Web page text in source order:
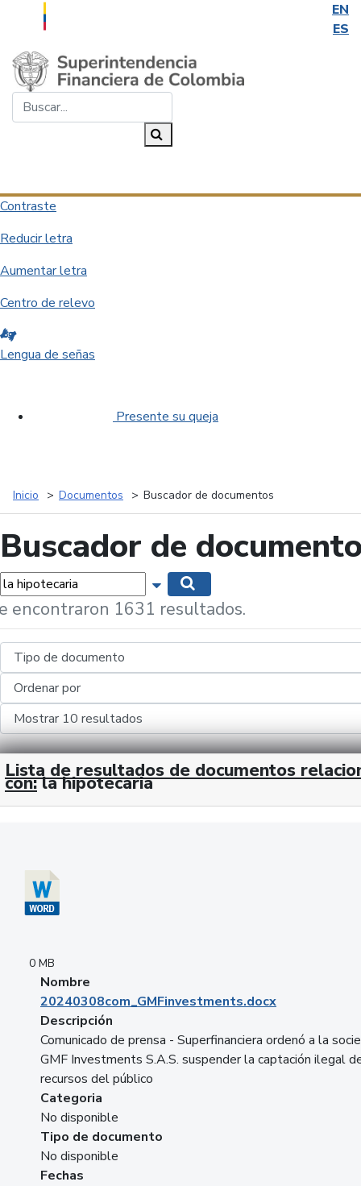
EN
ES
Saltar al contenido principal
Contraste
Reducir letra
Aumentar letra
Centro de relevo
Lengua de señas
Presente su queja
Inicio Documentos Buscador de documentos
Buscador de
Mostrar opciones de búsqueda
encontraron 1631 resultados.
Lista de resultados de documentos
con: la hipotecaria
0 MB
Nombre
20240308com_GMFinvestments.docx
Descripción
Comunicado de prensa - Superfinanciera ordenó a la
GMF Investments S.A.S. suspender la captación ilegal
recursos del público
Categoria
No disponible
Tipo de documento
No disponible
Fechas